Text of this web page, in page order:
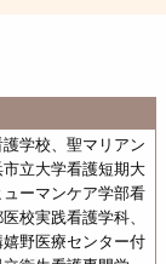
学校、聖マリアン
立大学看護短期大
ーマンケア学部看
校実践看護学科、
野医療センター付